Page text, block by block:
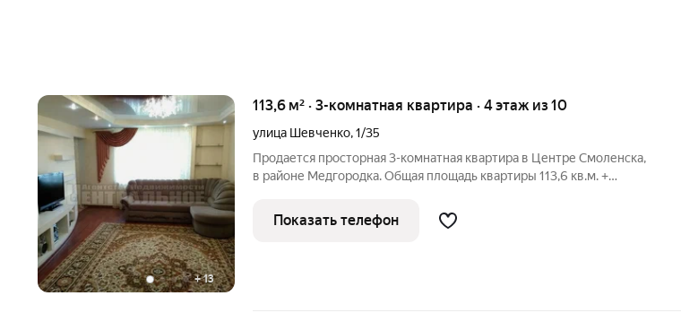
+13
113,6 м² · 3-комнатная квартира · 4 этаж из 10
улица Шевченко,1/35
Продается просторная 3-комнатная квартира в Центре Смоленска,
в районе Медгородка. Общая площадь квартиры 113,6 кв.м. +
кухня, 2 спальни и кабинет. Установлен дополнительный
Показать телефон